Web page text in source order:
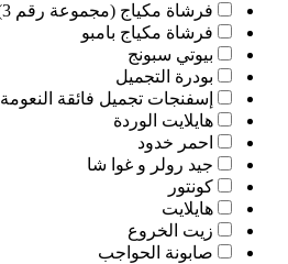
فرشاة مكياج (مجموعة رقم 3)
فرشاة مكياج بامبو
بيوتي سبونج
بودرة التجميل
إسفنجات تجميل فائقة النعومة
هايلايت الوردة
احمر خدود
جيد رولر و غوا شا
كونتور
هايلايت
زيت الخروع
صابونة الحواجب